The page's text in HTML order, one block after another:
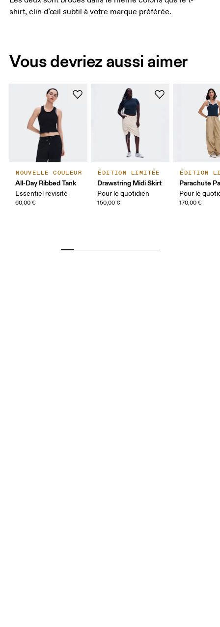
shirt, clin d’œil subtil à votre marque préférée.
Vous devriez aussi aimer
NOUVELLE COULEUR
All-Day Ribbed Tank
Essentiel revisité
60,00 €
ÉDITION LIMITÉE
Drawstring Midi Skirt
Pour le quotidien
150,00 €
ÉDITION
Parachute
Pour le
170,00 €